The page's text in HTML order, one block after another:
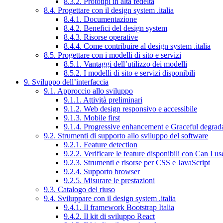
8.4. Progettare con il design system .italia
8.4.1. Documentazione
8.4.2. Benefici del design system
8.4.3. Risorse operative
8.4.4. Come contribuire al design system .italia
8.5. Progettare con i modelli di sito e servizi
8.5.1. Vantaggi dell’utilizzo dei modelli
8.5.2. I modelli di sito e servizi disponibili
9. Sviluppo dell’interfaccia
9.1. Approccio allo sviluppo
9.1.1. Attività preliminari
9.1.2. Web design responsivo e accessibile
9.1.3. Mobile first
9.1.4. Progressive enhancement e Graceful
9.2. Strumenti di supporto allo sviluppo del software
9.2.1. Feature detection
9.2.2. Verificare le feature disponibili con Can I
9.2.3. Strumenti e risorse per CSS e JavaScript
9.2.4. Supporto browser
9.2.5. Misurare le prestazioni
9.3. Catalogo del riuso
9.4. Sviluppare con il design system .italia
9.4.1. Il framework Bootstrap Italia
9.4.2. Il kit di sviluppo React